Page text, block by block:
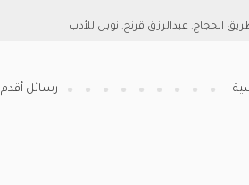
الحجاج, عبدالرزق قرنح, نوبل للأدب
رسائل أقدم